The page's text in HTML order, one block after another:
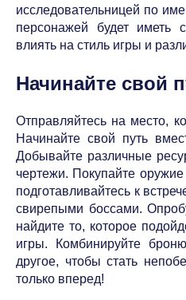
исследовательницей по
персонажей будет иметь
влиять на стиль игры и
Начинайте свой
Отправляйтесь на место,
Начинайте свой путь
Добывайте различные
чертежи. Покупайте
подготавливайтесь к
свирепыми боссами.
найдите то, которое
игры. Комбинируйте
другое, чтобы стать
только вперед!